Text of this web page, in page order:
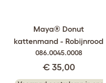
Maya® Donut
kattenmand - Robijnrood
086.0045.0008
€ 35,00